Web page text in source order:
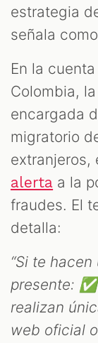
estrategia
señala
En la
Colombia,
encargada
migratorio
extranjeros,
alerta a la
fraudes. El
detalla:
“Si te
presente:
realizan
web oficial